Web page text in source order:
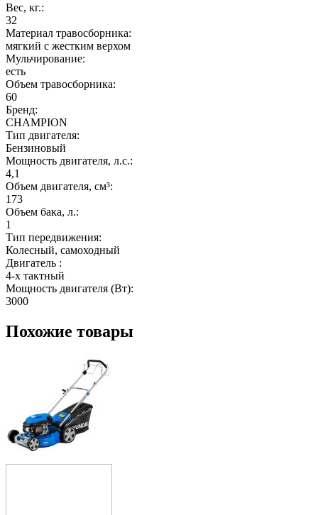
Вес, кг.:
32
Материал травосборника:
мягкий с жестким верхом
Мульчирование:
есть
Объем травосборника:
60
Бренд:
CHAMPION
Тип двигателя:
Бензиновый
Мощность двигателя, л.с.:
4,1
Объем двигателя, см³:
173
Объем бака, л.:
1
Тип передвижения:
Колесный, самоходный
Двигатель :
4-х тактный
Мощность двигателя (Вт):
3000
Похожие товары